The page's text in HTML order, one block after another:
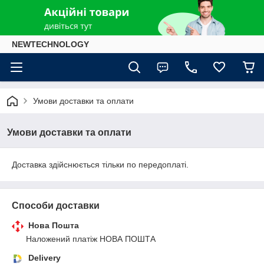
NEWTECHNOLOGY
Умови доставки та оплати
Умови доставки та оплати
Доставка здійснюється тільки по передоплаті.
Способи доставки
Нова Пошта
Наложений платіж НОВА ПОШТА
Delivery